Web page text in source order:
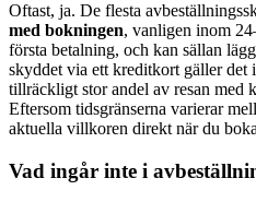
Oftast, ja. De flesta
med bokningen, vanligen inom
första betalning, och kan sällan
skyddet via ett kreditkort gäller det
tillräckligt stor andel av resan med
Eftersom tidsgränserna varierar
aktuella villkoren direkt när du
Vad ingår inte i